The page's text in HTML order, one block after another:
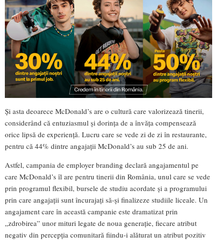
Și asta deoarece McDonald’s are o cultură care valorizează tinerii,
considerând că entuziasmul și dorința de a învăța compensează
orice lipsă de experiență. Lucru care se vede zi de zi în restaurante,
pentru că 44% dintre angajații McDonald’s au sub 25 de ani.
Astfel, campania de employer branding declară angajamentul pe
care McDonald’s îl are pentru tinerii din România, unul care se vede
prin programul flexibil, bursele de studiu acordate și a programului
prin care angajații sunt încurajați să-și finalizeze studiile liceale. Un
angajament care în această campanie este dramatizat prin
„zdrobirea” unor mituri legate de noua generație, fiecare atribut
negativ din percepția comunitară fiindu-i alăturat un atribut pozitiv